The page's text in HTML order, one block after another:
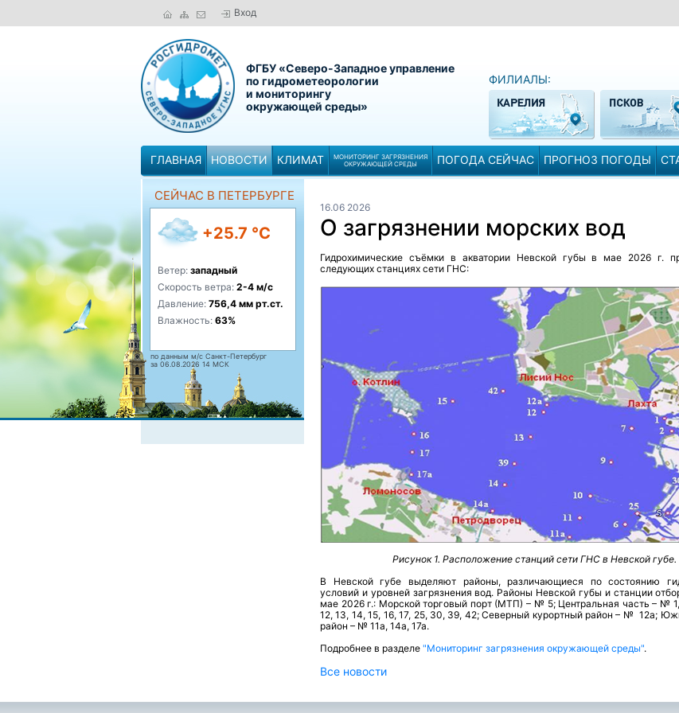
Вход
ФГБУ «Северо-Западное управление
по гидрометеорологии
и мониторингу
окружающей среды»
ФИЛИАЛЫ:
ГЛАВНАЯ НОВОСТИ КЛИМАТ
МОНИТОРИНГ ЗАГРЯЗНЕНИЯ
ОКРУЖАЮЩЕЙ СРЕДЫ
ПОГОДА СЕЙЧАС ПРОГНОЗ ПОГОДЫ
СЕЙЧАС В ПЕТЕРБУРГЕ
+25.7 °C
Ветер: западный
Скорость ветра: 2-4 м/с
Давление: 756,4 мм рт.ст.
Влажность: 63%
по данным м/с Санкт-Петербург
за 06.08.2026 14 МСК
16.06 2026
О загрязнении морских вод
Гидрохимические съёмки в акватории Невской губы в мае 2026 г.
следующих станциях сети ГНС:
Рисунок 1. Расположение станций сети ГНС в Невской губе.
В Невской губе выделяют районы, различающиеся по состоянию
условий и уровней загрязнения вод. Районы Невской губы и станции
мае 2026 г.: Морской торговый порт (МТП) – № 5; Центральная часть – № 1,
12, 13, 14, 15, 16, 17, 25, 30, 39, 42; Северный курортный район – № 12а;
район – № 11а, 14а, 17а.
Подробнее в разделе "Мониторинг загрязнения окружающей среды".
Все новости